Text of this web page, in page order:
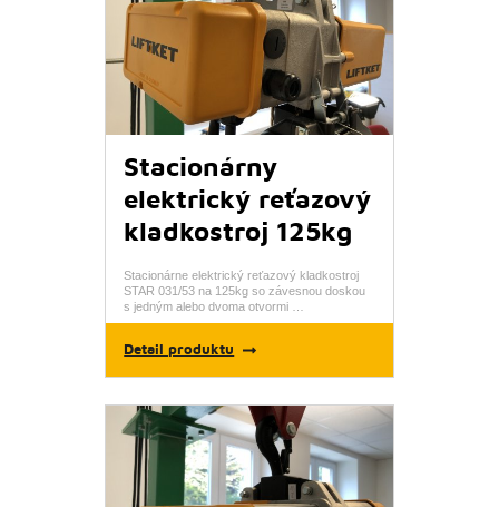
Stacionárny
elektrický reťazový
kladkostroj 125kg
Stacionárne elektrický reťazový kladkostroj
STAR 031/53 na 125kg so závesnou doskou
s jedným alebo dvoma otvormi …
Detail produktu